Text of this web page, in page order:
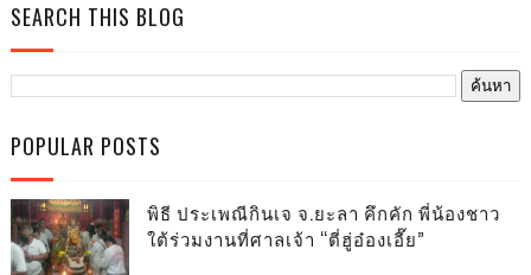
SEARCH THIS BLOG
POPULAR POSTS
พิธี ประเพณีกินเจ จ.ยะลา คึกคัก พี่น้องชาว
ใต้ร่วมงานที่ศาลเจ้า “ตี่ฮู่อ๋องเอี๊ย”